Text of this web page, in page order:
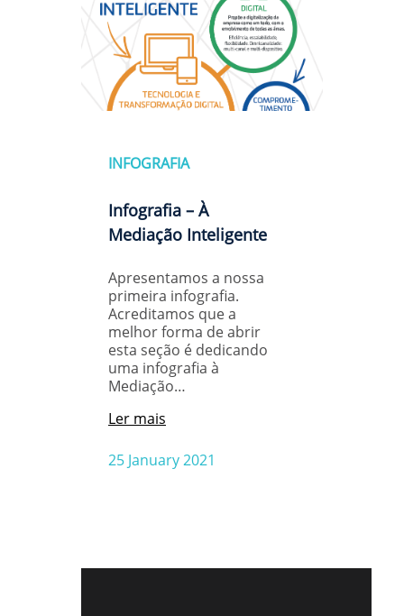
INFOGRAFIA
Infografia – À
Mediação Inteligente
Apresentamos a nossa
primeira infografia.
Acreditamos que a
melhor forma de abrir
esta seção é dedicando
uma infografia à
Mediação…
25 January 2021
Ler mais